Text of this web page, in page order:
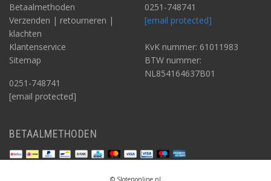
Betaalmethoden
Verzenden | retourneren |
klachten
Klantenservice
Sitemap
0251-748741
[email protected]
0251-748741
[email protected]
KvK nummer: 61011983
BTW nummer:
NL854164637B01
BETAALMETHODEN
© Slotenonline.nl